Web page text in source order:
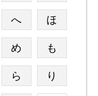
へ
ほ
め
も
ら
り